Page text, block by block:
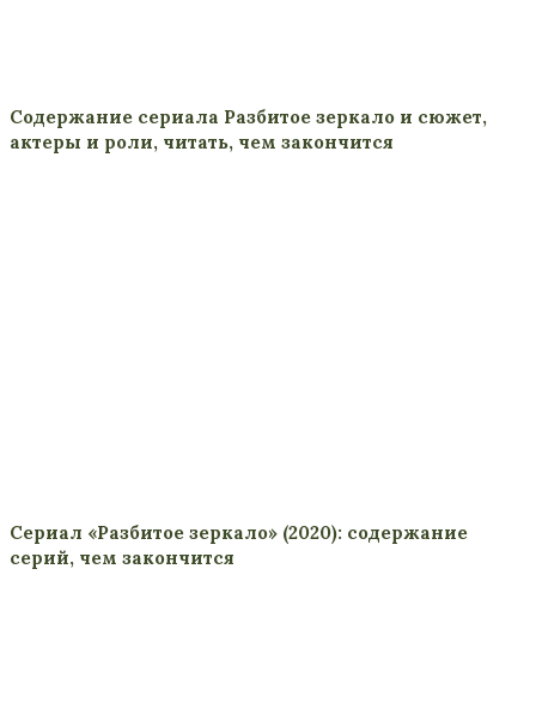
Содержание сериала Разбитое зеркало и сюжет,
актеры и роли, читать, чем закончится
Сериал «Разбитое зеркало» (2020): содержание
серий, чем закончится